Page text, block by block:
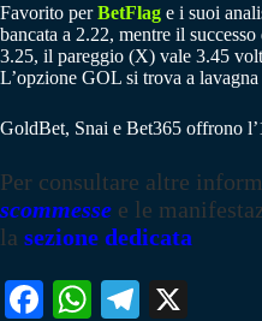
Favorito perBetFlag e i suoi
bancata a 2.22, mentre il
3.25, il pareggio (X) vale 3.45
L’opzione GOL si trova a
GoldBet, Snai e Bet365 offrono
Per consultare altre
scommesse e le
la sezione dedicata
Fa W
Te